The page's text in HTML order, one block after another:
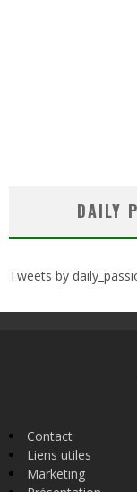
DAILY
Tweets by
Contact
Liens utiles
Marketing